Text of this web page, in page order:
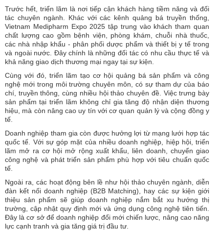
Trước hết, triển lãm là nơi tiếp cận khách hàng tiềm năng và đối
tác chuyên ngành. Khác với các kênh quảng bá truyền thống,
Vietnam Medipharm Expo 2025 tập trung vào khách tham quan
chất lượng cao gồm bệnh viện, phòng khám, chuỗi nhà thuốc,
các nhà nhập khẩu - phân phối dược phẩm và thiết bị y tế trong
và ngoài nước. Đây chính là những đối tác có nhu cầu thực tế và
khả năng giao dịch thương mại ngay tại sự kiện.
Cùng với đó, triển lãm tạo cơ hội quảng bá sản phẩm và công
nghệ mới trong môi trường chuyên môn, có sự tham dự của báo
chí, truyền thông, cùng nhiều hội thảo chuyên đề. Việc trưng bày
sản phẩm tại triển lãm không chỉ gia tăng độ nhận diện thương
hiệu, mà còn nâng cao uy tín với cơ quan quản lý và cộng đồng y
tế.
Doanh nghiệp tham gia còn được hưởng lợi từ mạng lưới hợp tác
quốc tế. Với sự góp mặt của nhiều doanh nghiệp, hiệp hội, triển
lãm mở ra cơ hội mở rộng xuất khẩu, liên doanh, chuyển giao
công nghệ và phát triển sản phẩm phù hợp với tiêu chuẩn quốc
tế.
Ngoài ra, các hoạt động bên lề như hội thảo chuyên ngành, diễn
đàn kết nối doanh nghiệp (B2B Matching), hay các sự kiện giới
thiệu sản phẩm sẽ giúp doanh nghiệp nắm bắt xu hướng thị
trường, cập nhật quy định mới và ứng dụng công nghệ tiên tiến.
Đây là cơ sở để doanh nghiệp đổi mới chiến lược, nâng cao năng
lực cạnh tranh và gia tăng giá trị đầu tư.